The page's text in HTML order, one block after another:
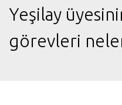
Yeşilay
görevleri